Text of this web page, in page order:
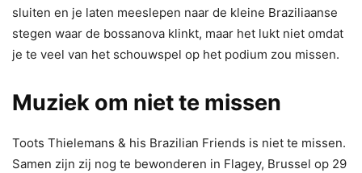
sluiten en je laten meeslepen naar de kleine Braziliaanse
stegen waar de bossanova klinkt, maar het lukt niet omdat
je te veel van het schouwspel op het podium zou missen.
Muziek om niet te missen
Toots Thielemans & his Brazilian Friends is niet te missen.
Samen zijn zij nog te bewonderen in Flagey, Brussel op 29